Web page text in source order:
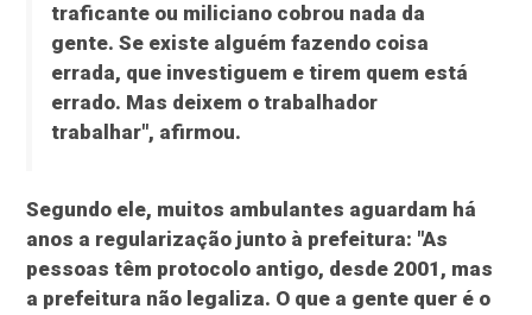
traficante ou miliciano cobrou nada da
gente. Se existe alguém fazendo coisa
errada, que investiguem e tirem quem está
errado. Mas deixem o trabalhador
trabalhar", afirmou.
Segundo ele, muitos ambulantes aguardam há
anos a regularização junto à prefeitura: "As
pessoas têm protocolo antigo, desde 2001, mas
a prefeitura não legaliza. O que a gente quer é o